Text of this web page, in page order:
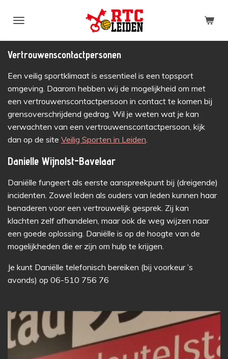
direct
de
Vertrouwenscontactpersonen
Een veilig sportklimaat is essentieel is een topsport
omgeving. Daarom hebben wij de mogelijkheid om met
een vertrouwenscontactpersoon in contact te komen bij
grensoverschrijdend gedrag. Wil je weten wat je kan
verwachten van een vertrouwenscontactpersoon, kijk
dan op de site Veilig Sporten in Leiden.
Danielle Wijnolst-Bavelaar
Daniëlle fungeert als eerste aanspreekpunt bij (dreigende)
incidenten. Zowel leden als ouders van leden kunnen haar
benaderen voor een vertrouwelijk gesprek. Zij kan
klachten zelf afhandelen, maar ook de weg wijzen naar
een goede oplossing. Daniëlle is op de hoogte van de
mogelijkheden die er zijn om hulp te krijgen.
Je kunt Daniëlle telefonisch bereiken (bij voorkeur ’s
avonds) op 06-510 756 76